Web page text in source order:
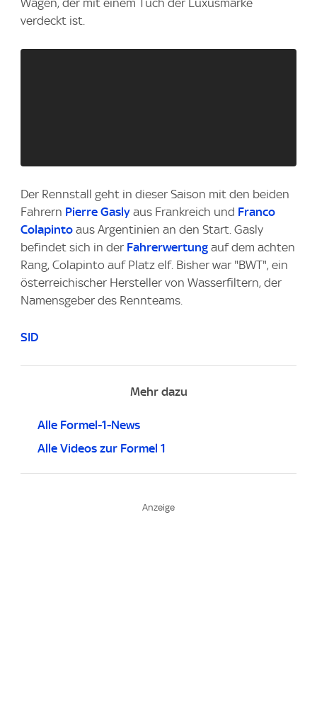
Wagen, der mit einem Tuch der Luxusmarke
verdeckt ist.
Der Rennstall geht in dieser Saison mit den beiden
Fahrern Pierre Gasly aus Frankreich und Franco
Colapinto aus Argentinien an den Start. Gasly
befindet sich in der Fahrerwertung auf dem achten
Rang, Colapinto auf Platz elf. Bisher war "BWT", ein
österreichischer Hersteller von Wasserfiltern, der
Namensgeber des Rennteams.
SID
Mehr dazu
Alle Formel-1-News
Alle Videos zur Formel 1